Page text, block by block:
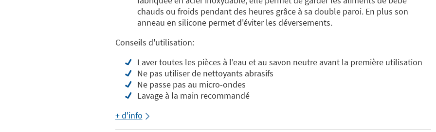
chauds ou froids pendant des heures grâce à sa double paroi. En plus son
anneau en silicone permet d'éviter les déversements.
Conseils d'utilisation:
Laver toutes les pièces à l'eau et au savon neutre avant la première utilisation
Ne pas utiliser de nettoyants abrasifs
Ne passe pas au micro-ondes
Lavage à la main recommandé
+ d'info